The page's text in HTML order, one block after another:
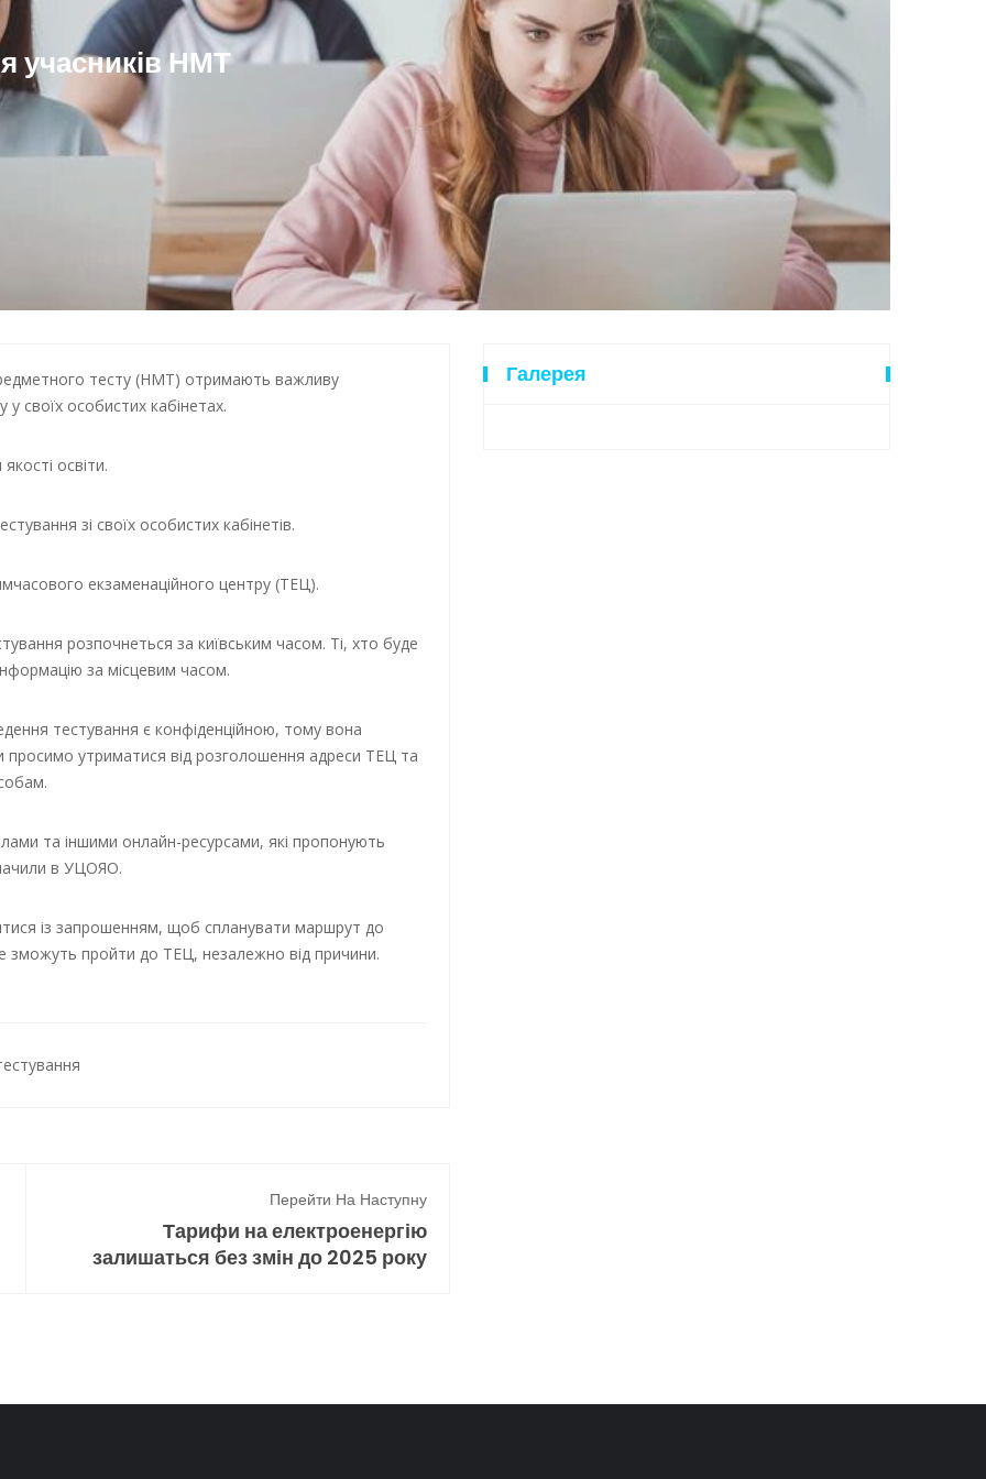
учасників НМТ
тесту (НМТ) отримають важливу
своїх особистих кабінетах.
освіти.
зі своїх особистих кабінетів.
екзаменаційного центру (ТЕЦ).
розпочнеться за київським часом. Ті, хто буде
за місцевим часом.
тестування є конфіденційною, тому вона
утриматися від розголошення адреси ТЕЦ та
та іншими онлайн-ресурсами, які пропонують
в УЦОЯО.
із запрошенням, щоб спланувати маршрут до
зможуть пройти до ТЕЦ, незалежно від причини.
Перейти На Наступну
Тарифи на електроенергію
залишаться без змін до 2025 року
Галерея